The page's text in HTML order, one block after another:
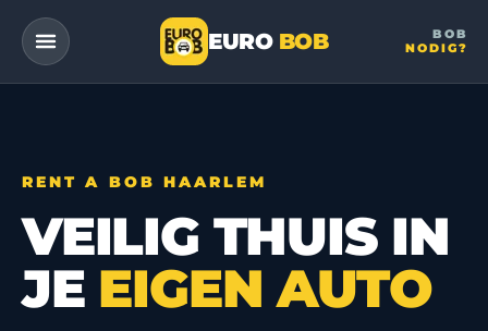
EURO BOB
— a DriveMe company
BOB
NODIG?
RENT A BOB HAARLEM
VEILIG THUIS IN
JE EIGEN AUTO